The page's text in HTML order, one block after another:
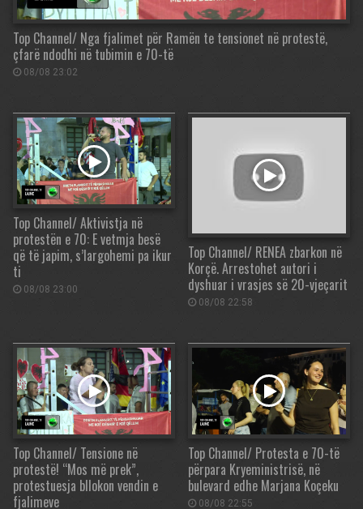
Top Channel/ Nga fjalimet për Ramën te tensionet në protestë,
çfarë ndodhi në tubimin e 70-të
08/08 23:02
Top Channel/ Aktivistja në
protestën e 70: E vetmja besë
që të japim, s’largohemi pa ikur
ti
08/08 23:00
Top Channel/ RENEA zbarkon në
Korçë. Arrestohet autori i
dyshuar i vrasjes së 20-vjeçarit
08/08 22:58
Top Channel/ Tensione në
protestë! “Mos më prek”,
protestuesja bllokon vendin e
fjalimeve
Top Channel/ Protesta e 70-të
përpara Kryeministrisë, në
bulevard edhe Marjana Koçeku
08/08 22:55